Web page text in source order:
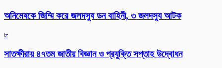
অনিমেষকে জিম্মি করে জলদস্যু ডন বাহিনী, ৩ জলদস্যু আটক
৮
সাতক্ষীরায় ৪৭তম জাতীয় বিজ্ঞান ও প্রযুক্তি সপ্তাহ উদ্বোধন